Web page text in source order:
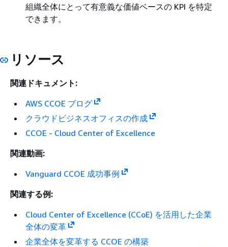
組織全体にとって有意義な価値ベースの KPI を特定
できます。
リソース
関連ドキュメント:
AWS CCOE ブログ
クラウドビジネスオフィスの作成
CCOE - Cloud Center of Excellence
関連動画:
Vanguard CCOE 成功事例
関連する例:
Cloud Center of Excellence (CCoE) を活用した企業
全体の変革
企業全体を変革する CCOE の構築